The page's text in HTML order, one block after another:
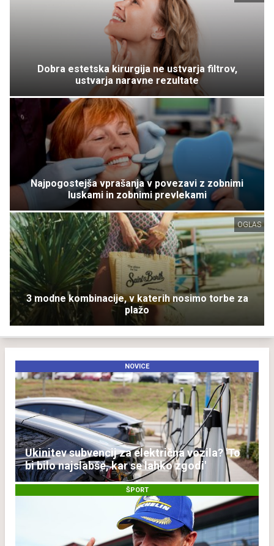
Dobra estetska kirurgija ne ustvarja filtrov,
ustvarja naravne rezultate
Najpogostejša vprašanja v povezavi z zobnimi
luskami in zobnimi prevlekami
OGLAS
3 modne kombinacije, v katerih nosimo torbe za
plažo
NOVICE
Ukinitev subvencij za električna vozila? 'To
bi bilo najslabše, kar se lahko zgodi'
ŠPORT